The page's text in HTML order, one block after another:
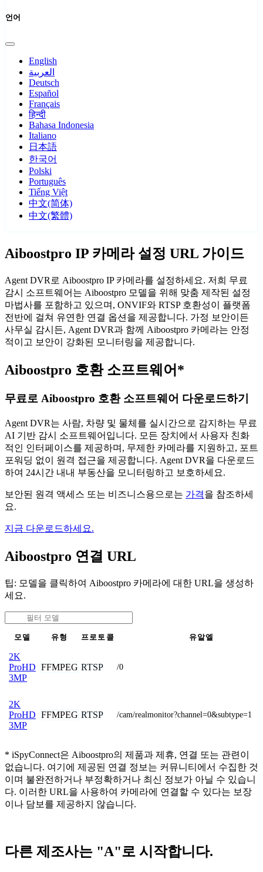
언어
English
العربية
Deutsch
Español
Français
हिन्दी
Bahasa Indonesia
Italiano
日本語
한국어
Polski
Português
Tiếng Việt
中文(简体)
中文(繁體)
Aiboostpro IP 카메라 설정 URL 가이드
Agent DVR로 Aiboostpro IP 카메라를 설정하세요. 저희 무료
감시 소프트웨어는 Aiboostpro 모델을 위해 맞춤 제작된 설정
마법사를 포함하고 있으며, ONVIF와 RTSP 호환성이 플랫폼
전반에 걸쳐 유연한 연결 옵션을 제공합니다. 가정 보안이든
사무실 감시든, Agent DVR과 함께 Aiboostpro 카메라는 안정
적이고 보안이 강화된 모니터링을 제공합니다.
Aiboostpro 호환 소프트웨어*
무료로 Aiboostpro 호환 소프트웨어 다운로드하기
Agent DVR는 사람, 차량 및 물체를 실시간으로 감지하는 무료
AI 기반 감시 소프트웨어입니다. 모든 장치에서 사용자 친화
적인 인터페이스를 제공하며, 무제한 카메라를 지원하고, 포트
포워딩 없이 원격 접근을 제공합니다. Agent DVR을 다운로드
하여 24시간 내내 부동산을 모니터링하고 보호하세요.
보안된 원격 액세스 또는 비즈니스용으로는 가격을 참조하세
요.
지금 다운로드하세요.
Aiboostpro 연결 URL
팁: 모델을 클릭하여 Aiboostpro 카메라에 대한 URL을 생성하
세요.
모델 유형 프로토콜 유알엘
2K
ProHD
3MP
FFMPEG RTSP /0
2K
ProHD
3MP
FFMPEG RTSP /cam/realmonitor?channel=0&subtype=1
* iSpyConnect은 Aiboostpro의 제품과 제휴, 연결 또는 관련이
없습니다. 여기에 제공된 연결 정보는 커뮤니티에서 수집한 것
이며 불완전하거나 부정확하거나 최신 정보가 아닐 수 있습니
다. 이러한 URL을 사용하여 카메라에 연결할 수 있다는 보장
이나 담보를 제공하지 않습니다.
다른 제조사는 "A"로 시작합니다.